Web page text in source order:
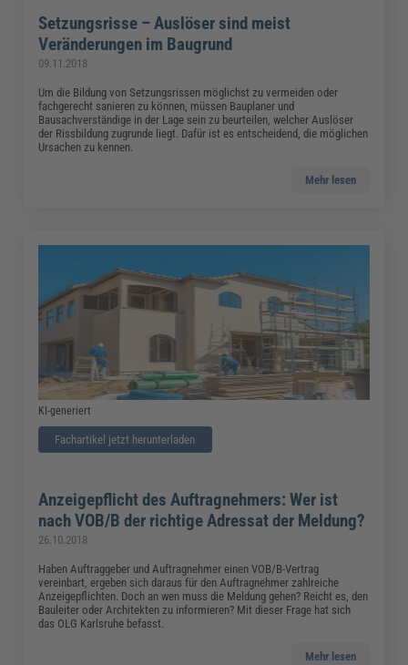
Setzungsrisse – Auslöser sind meist
Veränderungen im Baugrund
09.11.2018
Um die Bildung von Setzungsrissen möglichst zu vermeiden oder
fachgerecht sanieren zu können, müssen Bauplaner und
Bausachverständige in der Lage sein zu beurteilen, welcher Auslöser
der Rissbildung zugrunde liegt. Dafür ist es entscheidend, die möglichen
Ursachen zu kennen.
Mehr lesen
KI-generiert
Fachartikel jetzt herunterladen
Anzeigepflicht des Auftragnehmers: Wer ist
nach VOB/B der richtige Adressat der Meldung?
26.10.2018
Haben Auftraggeber und Auftragnehmer einen VOB/B-Vertrag
vereinbart, ergeben sich daraus für den Auftragnehmer zahlreiche
Anzeigepflichten. Doch an wen muss die Meldung gehen? Reicht es, den
Bauleiter oder Architekten zu informieren? Mit dieser Frage hat sich
das OLG Karlsruhe befasst.
Mehr lesen